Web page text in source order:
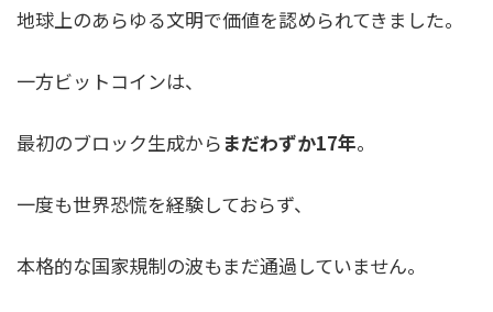
地球上のあらゆる文明で価値を認められてきました。
一方ビットコインは、
最初のブロック生成から まだわずか17年。
一度も世界恐慌を経験しておらず、
本格的な国家規制の波もまだ通過していません。